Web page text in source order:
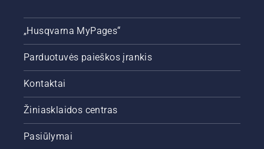
„Husqvarna MyPages“
Parduotuvės paieškos įrankis
Kontaktai
Žiniasklaidos centras
Pasiūlymai